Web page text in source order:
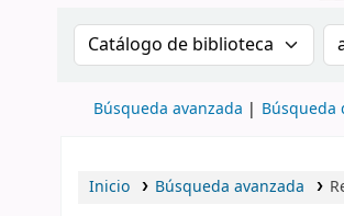
Buscar en el catálogo por:
Búsqueda avanzada Búsqueda
Inicio Búsqueda avanzada